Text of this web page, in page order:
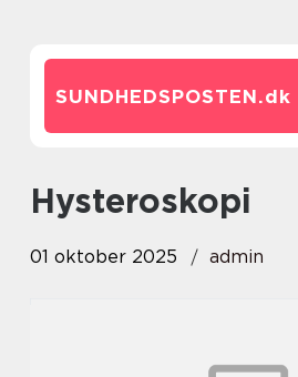
SUNDHEDSPOSTEN.dk
hysteroskopi
01 oktober 2025 admin